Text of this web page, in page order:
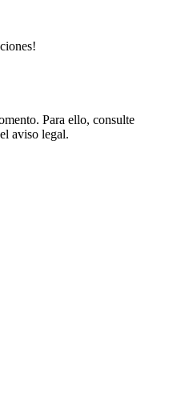
Para ello, consulte
aviso legal.